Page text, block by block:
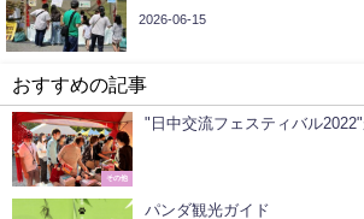
2026-06-15
おすすめの記事
その他
"日中交流フェスティバル
パンダ観光ガイド